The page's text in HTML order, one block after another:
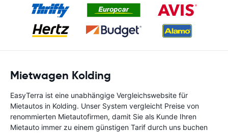
Mietwagen Kolding
EasyTerra ist eine unabhängige Vergleichswebsite für
Mietautos in Kolding. Unser System vergleicht Preise von
renommierten Mietautofirmen, damit Sie als Kunde Ihren
Mietauto immer zu einem günstigen Tarif durch uns buchen